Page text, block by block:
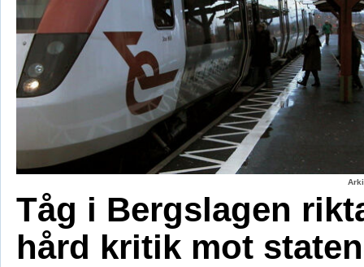
Tåg i Bergslagen
hård kritik mot staten